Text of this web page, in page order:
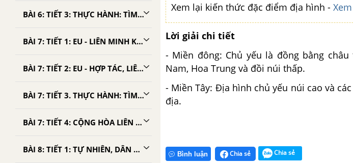
BÀI 6: TIẾT 3: THỰC HÀNH: TÌM HIỂU SỰ PHÂN HÓA LÃNH THỔ SẢN XUẤT CỦA HOA KÌ - TẬP BẢN ĐỒ ĐỊA LÍ 11
BÀI 7: TIẾT 1: EU - LIÊN MINH KHU VỰC LỚN TRÊN THẾ GIỚI - TẬP BẢN ĐỒ ĐỊA LÍ 11
BÀI 7: TIẾT 2: EU - HỢP TÁC, LIÊN KẾT ĐỂ CÙNG PHÁT TRIỂN - TẬP BẢN ĐỒ ĐỊA LÍ 11
BÀI 7: TIẾT 3. THỰC HÀNH: TÌM HIỂU VỀ LIÊN MINH CHÂU ÂU - TẬP BẢN ĐỒ ĐỊA LÍ 11
BÀI 7: TIẾT 4: CỘNG HÒA LIÊN BANG ĐỨC - TẬP BẢN ĐỒ ĐỊA LÍ 11
BÀI 8: TIẾT 1: TỰ NHIÊN, DÂN CƯ, XÃ HỘI LIÊN BANG NGA - TẬP BẢN ĐỒ ĐỊA LÍ 11
Xem lại kiến thức đặc điểm địa hình -
Lời giải chi tiết
- Miền đông: Chủ yếu là đồng bằng
Nam, Hoa Trung và đồi núi thấp.
- Miền Tây: Địa hình chủ yếu núi cao và
địa.
Bình luận Chia sẻ Chia sẻ